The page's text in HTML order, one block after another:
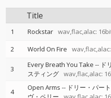
Title
1 Rockstar wav,flac,alac:
2
World On Fire
3 Every Breath You Take -- ド
スティング wav,flac,alac:
4 Open Arms -- ドリー・パー